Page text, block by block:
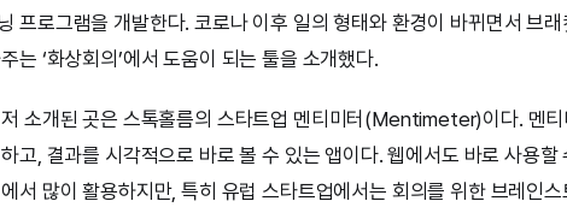
프로그램을 개발한다. 코로나 이후 일의 형태와 환경이 바뀌면서 브
는 ‘화상회의’에서 도움이 되는 툴을 소개했다.
소개된 곳은 스톡홀름의 스타트업 멘티미터(Mentimeter)이다. 멘
고, 결과를 시각적으로 바로 볼 수 있는 앱이다. 웹에서도 바로 사용할
서 많이 활용하지만, 특히 유럽 스타트업에서는 회의를 위한 브레인